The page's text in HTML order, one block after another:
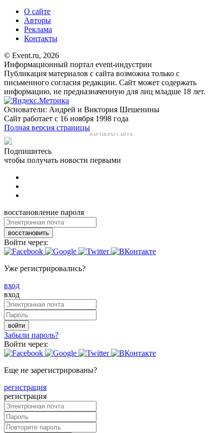
О сайте
Авторы
Реклама
Контакты
© Event.ru, 2026
Информационный портал event-индустрии
Публикация материалов с сайта возможна только с
письменного согласия редакции. Сайт может содержать
информацию, не предназначенную для лиц младше 18 лет.
Основатели: Андрей и Виктория Шешенины
Сайт работает с 16 ноября 1998 года
Полная версия страницы
ПАРТНЕРЫ САЙТА:
Подпишитесь
чтобы получать новости первыми
восстановление пароля
восстановить
Войти через:
Уже регистрировались?
вход
вход
войти
Забыли пароль?
Войти через:
Еще не зарегистрированы?
регистрация
регистрация